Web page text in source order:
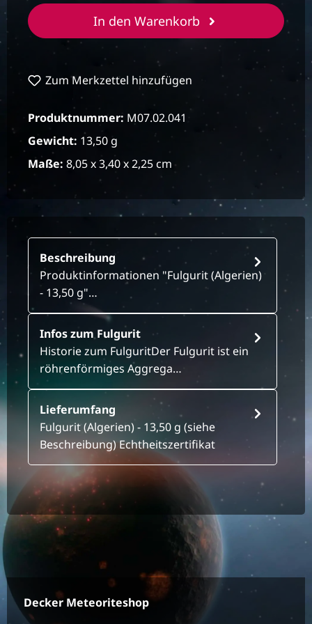
In den Warenkorb
Zum Merkzettel hinzufügen
Produktnummer: M07.02.041
Gewicht: 13,50 g
Maße: 8,05 x 3,40 x 2,25 cm
Beschreibung
Produktinformationen "Fulgurit (Algerien)
- 13,50 g"…
Infos zum Fulgurit
Historie zum FulguritDer Fulgurit ist ein
röhrenförmiges Aggrega…
Lieferumfang
Fulgurit (Algerien) - 13,50 g (siehe
Beschreibung) Echtheitszertifikat
Decker Meteoriteshop